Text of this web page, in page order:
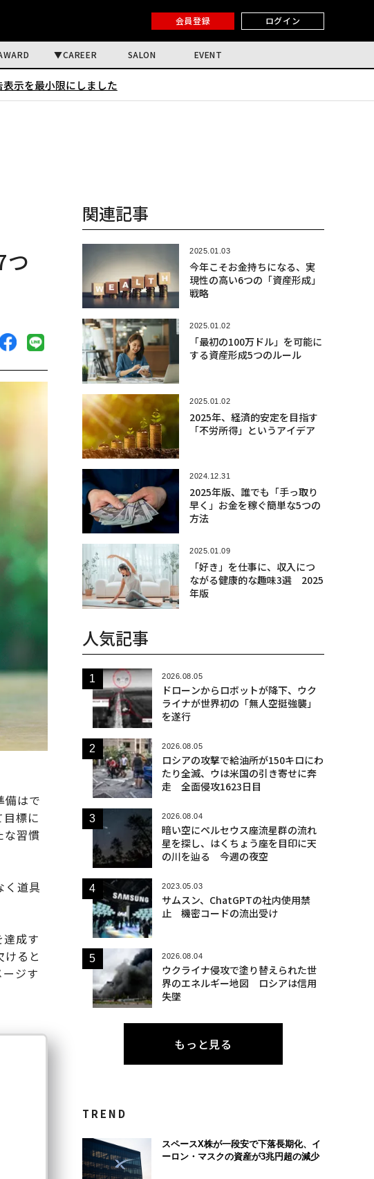
会員登録 ログイン
CAREER SALON EVENT
示を最小限にしました
つ
備はで
標に
な習慣
く道具
成す
ると
ジす
関連記事
2025.01.03
今年こそお金持ちになる、実
現性の高い6つの「資産形成」
戦略
2025.01.02
「最初の100万ドル」を可能に
する資産形成5つのルール
2025.01.02
2025年、経済的安定を目指す
「不労所得」というアイデア
2024.12.31
2025年版、誰でも「手っ取り
早く」お金を稼ぐ簡単な5つの
方法
2025.01.09
「好き」を仕事に、収入につ
ながる健康的な趣味3選 2025
年版
人気記事
2026.08.05
ドローンからロボットが降下、ウク
ライナが世界初の「無人空挺強襲」
を遂行
2026.08.05
ロシアの攻撃で給油所が150キロにわ
たり全滅、ウは米国の引き寄せに奔
走 全面侵攻1623日目
2026.08.04
暗い空にペルセウス座流星群の流れ
星を探し、はくちょう座を目印に天
の川を辿る 今週の夜空
2023.05.03
サムスン、ChatGPTの社内使用禁
止 機密コードの流出受け
2026.08.04
ウクライナ侵攻で塗り替えられた世
界のエネルギー地図 ロシアは信用
失墜
もっと見る
TREND
スペースX株が一段安で下落長期化、イ
ーロン・マスクの資産が3兆円超の減少